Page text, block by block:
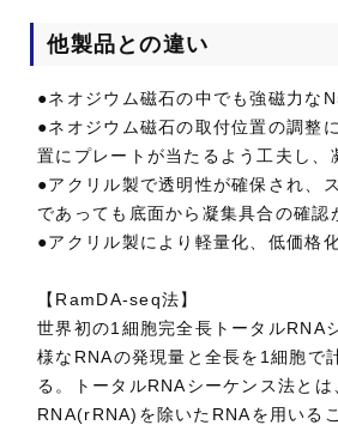
他製品との違い
●ネオジウム磁石の中でも強磁力な
●ネオジウム磁石の取付位置の調整
置にプレートが当たるよう工夫し、
●アクリル製で透明性が確保され、
であっても底面から凝集具合の確認
●アクリル製により軽量化、低価格
【RamDA-seq法】
世界初の1細胞完全長トータルRNA
様なRNAの発現量と全長を1細胞で
る。トータルRNAシーケンス法とは
RNA(rRNA)を除いたRNAを用いる